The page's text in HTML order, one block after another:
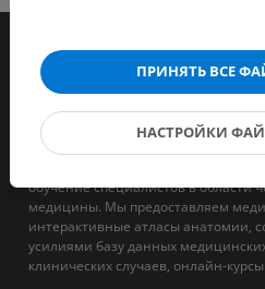
обучение специалистов в области
медицины. Мы предоставляем
интерактивные атласы анатомии,
усилиями базу данных
клинических случаев, онлайн-
ПРИНЯТЬ ВСЕ
НАСТРОЙКИ